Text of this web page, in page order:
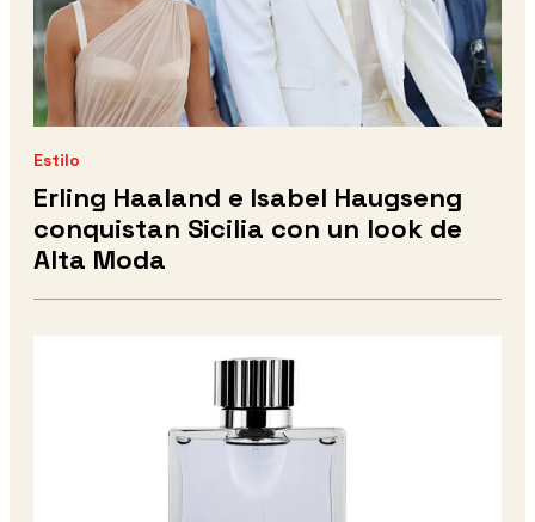
Estilo
Erling Haaland e Isabel Haugseng
conquistan Sicilia con un look de
Alta Moda